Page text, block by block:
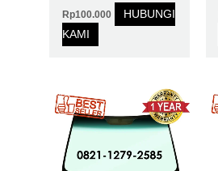
Rp100.000
HUBUNGI
KAMI